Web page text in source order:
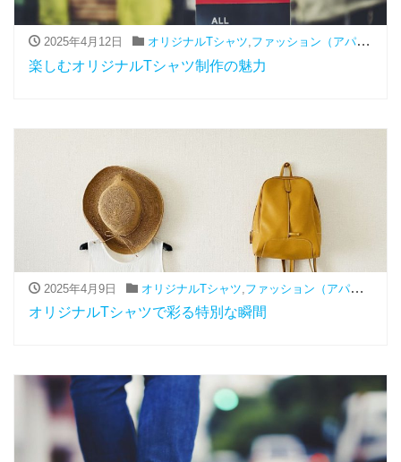
2025年4月12日 オリジナルTシャツ,ファッション（アパレル関連）
楽しむオリジナルTシャツ制作の魅力
2025年4月9日 オリジナルTシャツ ファッション（アパレル関連）
オリジナルTシャツで彩る特別な瞬間